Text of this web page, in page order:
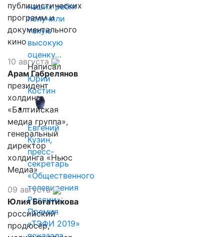
наших ребят
получили
такую
высокую
оценку…
Написал
Юрий
Костин
Евгений
Кузин,
пресс-
секретарь
«Общественного
телевидения
России»:
Премия
«ТЭФИ 2019»
публицистических
программ и
документального
кино
10 августа
Арам Габрелянов
президент
холдинга
«Балтийская
медиа группа»,
генеральный
директор
холдинга «Ньюс
Медиа»
09 августа
Юлия Богатикова
российский
продюсер,